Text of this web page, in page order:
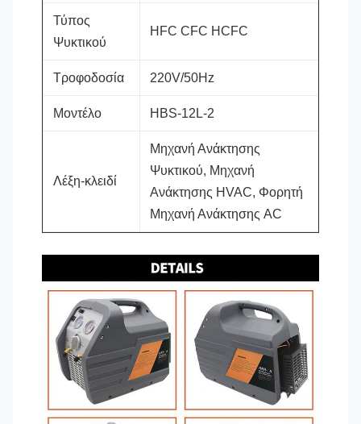
Τύπος
Ψυκτικού
HFC CFC HCFC
Τροφοδοσία 220V/50Hz
Μοντέλο HBS-12L-2
Λέξη-κλειδί
Μηχανή Ανάκτησης
Ψυκτικού, Μηχανή
Ανάκτησης HVAC, Φορητή
Μηχανή Ανάκτησης AC